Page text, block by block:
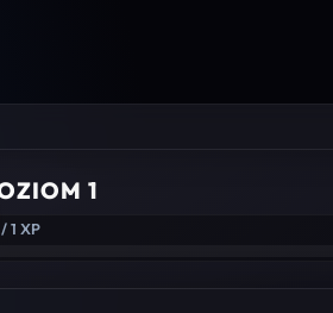
1
1 XP